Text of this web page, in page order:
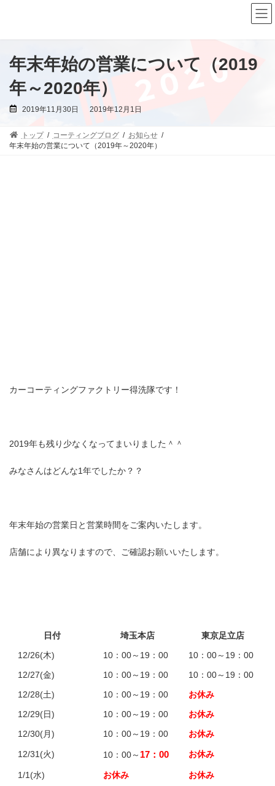
ン
ー
年末年始の営業について（2019
年～2020年）
2019年11月30日
最
日
時
2019年12月1日
トップ コーティングブログ
お知らせ
年末年始の営業について（2019年～2020年）
カーコーティングファクトリー得洗隊です！
2019年も残り少なくなってまいりました＾＾
みなさんはどんな1年でしたか？？
年末年始の営業日と営業時間をご案内いたします。
店舗により異なりますので、ご確認お願いいたします。
日付 埼玉本店
東京足立店
12/26(木)
10：00～19：00
10：00～19：00
12/27(金)
10：00～19：00
10：00～19：00
12/28(土)
10：00～19：00
お休み
12/29(日)
10：00～19：00
お休み
12/30(月)
10：00～19：00 お休み
12/31(火) 10：00～ 17：00 お休み
1/1(水) お休み
お休み